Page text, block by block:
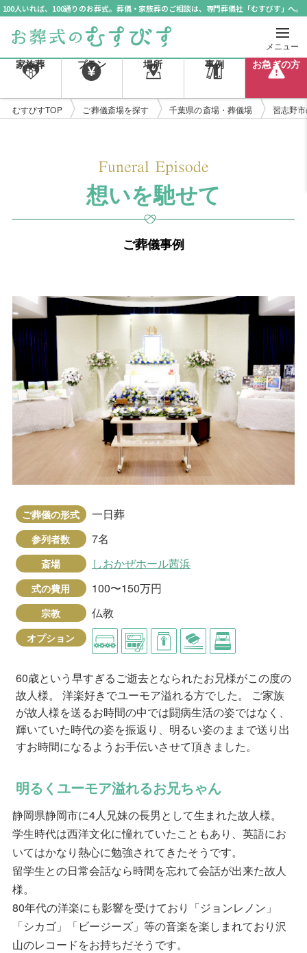
100人いれば、100通りのお葬式。葬儀・家族葬のご相談は、専門葬儀社「むすびす」へ。
メニュー
家族葬 プラン 場所 事例 お急ぎの方
むすびすTOP ご葬儀斎場を探す 千葉県の斎場・葬儀場 習志野
想いを馳せて
ご葬儀事例
ご葬儀の形式 一日葬
参列者数 7名
斎場 しおかぜホール茜浜
式の費用 100〜150万円
宗教 仏教
オプション
60歳という早すぎるご逝去となられたお兄様がこの度の
故人様。 洋楽好きでユーモア溢れる方でした。 ご家族
が故人様を送るお時間の中では闘病生活の姿ではなく、
輝いていた時代の姿を振返り、明るい姿のままで送り出
すお時間になるようお手伝いさせて頂きました。
明るくユーモア溢れるお兄ちゃん
静岡県静岡市に4人兄妹の長男として生まれた故人様。
学生時代は西洋文化に憧れていたこともあり、英語にお
いてはかなり熱心に勉強されてきたそうです。
留学生との日常会話なら時間を忘れて会話が出来た故人
様。
80年代の洋楽にも影響を受けており「ジョンレノン」
「シカゴ」「ビージーズ」等の音楽を楽しまれており沢
山のレコードをお持ちだそうです。